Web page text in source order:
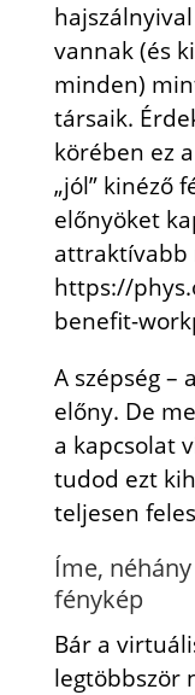
vannak (és
minden)
társaik.
körében ez
„jól” kinéző
előnyöket
attraktívabb
https://
benefit-
A szépség –
előny. De
a kapcsolat
tudod ezt
teljesen
Íme,
fénykép
Bár a
legtöbbször